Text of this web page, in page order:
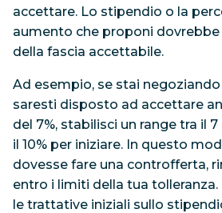
accettare. Lo stipendio o la
aumento che proponi
della fascia accettabile.
Ad esempio, se stai
saresti disposto ad accettare
del 7%, stabilisci un range tra il 7
il 10% per iniziare. In questo
dovesse fare una controfferta,
entro i limiti della tua
le trattative iniziali sullo